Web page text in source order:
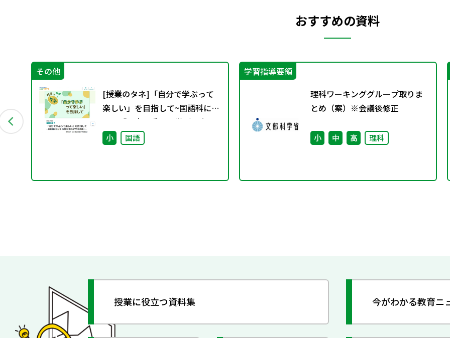
おすすめの資料
その他
[授業のタネ]「自分で学ぶって
楽しい」を目指して~国語科にお
ける「児童に委ねる学びの実
践」~
小 国語
学習指導要領
理科ワーキンググループ取りま
とめ（案）※会議後修正
小 中 高 理科
授業に役立つ資料集 今がわかる教育ニ